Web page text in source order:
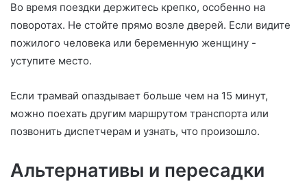
Во время поездки держитесь крепко, особенно на
поворотах. Не стойте прямо возле дверей. Если видите
пожилого человека или беременную женщину -
уступите место.
Если трамвай опаздывает больше чем на 15 минут,
можно поехать другим маршрутом транспорта или
позвонить диспетчерам и узнать, что произошло.
Альтернативы и пересадки